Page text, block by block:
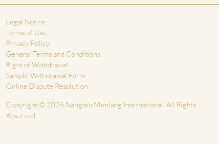
Legal Notice
Terms of Use
Privacy Policy
General Terms and Conditions
Right of Withdrawal
Sample Withdrawal Form
Online Dispute Resolution
Copyright © 2026 Nangten Menlang International. All Rights
Reserved.